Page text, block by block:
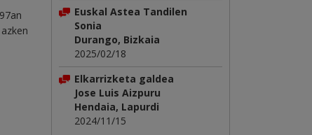
Euskal Astea Tandilen
Sonia
Durango, Bizkaia
2025/02/18
Elkarrizketa galdea
Jose Luis Aizpuru
Hendaia, Lapurdi
2024/11/15